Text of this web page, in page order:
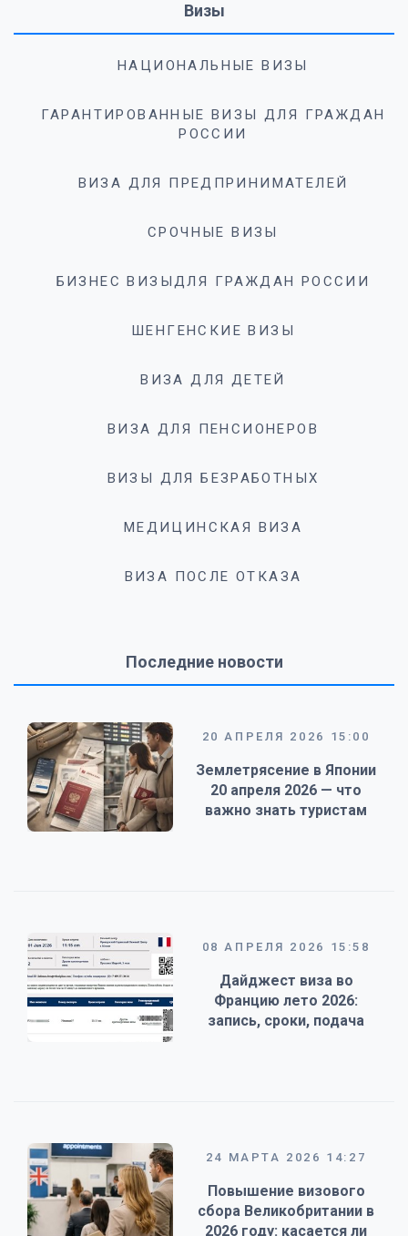
Визы
НАЦИОНАЛЬНЫЕ ВИЗЫ
ГАРАНТИРОВАННЫЕ ВИЗЫ ДЛЯ ГРАЖДАН
РОССИИ
ВИЗА ДЛЯ ПРЕДПРИНИМАТЕЛЕЙ
СРОЧНЫЕ ВИЗЫ
БИЗНЕС ВИЗЫДЛЯ ГРАЖДАН РОССИИ
ШЕНГЕНСКИЕ ВИЗЫ
ВИЗА ДЛЯ ДЕТЕЙ
ВИЗА ДЛЯ ПЕНСИОНЕРОВ
ВИЗЫ ДЛЯ БЕЗРАБОТНЫХ
МЕДИЦИНСКАЯ ВИЗА
ВИЗА ПОСЛЕ ОТКАЗА
Последние новости
20 АПРЕЛЯ 2026 15:00
Землетрясение в Японии
20 апреля 2026 — что
важно знать туристам
08 АПРЕЛЯ 2026 15:58
Дайджест виза во
Францию лето 2026:
запись, сроки, подача
24 МАРТА 2026 14:27
Повышение визового
сбора Великобритании в
2026 году: касается ли